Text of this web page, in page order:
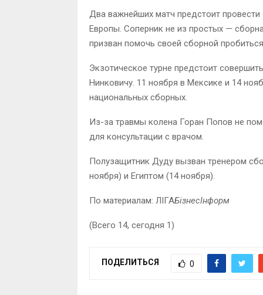
Два важнейших матч предстоит
Европы. Соперник не из простых —
призван помочь своей сборной
Экзотическое турне предстоит
Нинковичу. 11 ноября в Мексике и 14
национальных сборных.
Из-за травмы колена Горан Попов не
для консультации с врачом.
Полузащитник Дуду вызван тренером
ноября) и Египтом (14 ноября).
По материалам: ЛIГАБiзнесIнформ
(Всего 14, сегодня 1)
ПОДЕЛИТЬСЯ 0